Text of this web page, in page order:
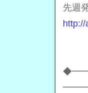
先週